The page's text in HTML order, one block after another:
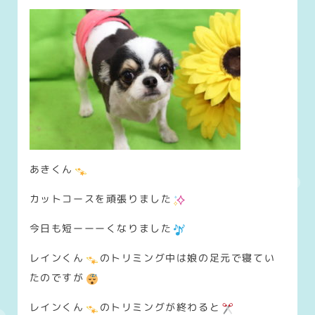
あきくん
カットコースを頑張りました
今日も短ーーーくなりました
レインくん
のトリミング中は娘の足元で寝てい
たのですが
レインくん のトリミングが終わると